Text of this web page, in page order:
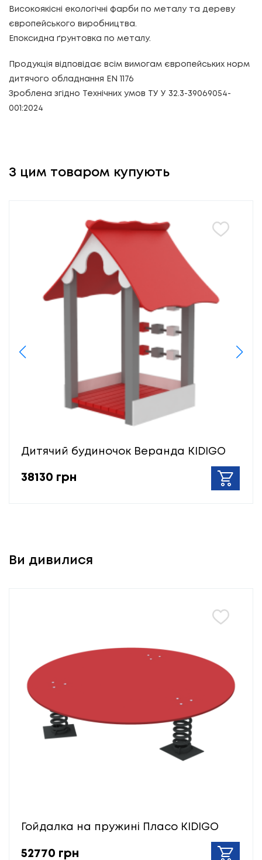
Високоякісні екологічні фарби по металу та дереву
європейського виробництва.
Епоксидна ґрунтовка по металу.
Продукція відповідає всім вимогам європейських норм
дитячого обладнання EN 1176
Зроблена згідно Технічних умов ТУ У 32.3-39069054-
001:2024
З цим товаром купують
Дитячий будиночок Веранда KIDIGO
38130 грн
Ви дивилися
Гойдалка на пружині Пласо KIDIGO
52770 грн